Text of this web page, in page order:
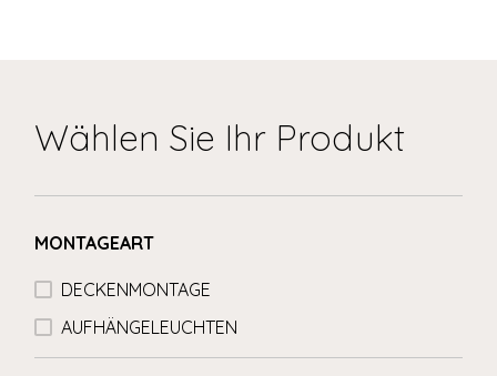
Wählen Sie Ihr Produkt
MONTAGEART
DECKENMONTAGE
AUFHÄNGELEUCHTEN